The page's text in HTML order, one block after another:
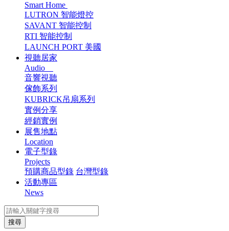
Smart Home
LUTRON 智能燈控
SAVANT 智能控制
RTI 智能控制
LAUNCH PORT 美國
視聽居家
Audio
音響視聽
傢飾系列
KUBRICK吊扇系列
實例分享
經銷實例
展售地點
Location
電子型錄
Projects
預購商品型錄 台灣型錄
活動專區
News
搜尋